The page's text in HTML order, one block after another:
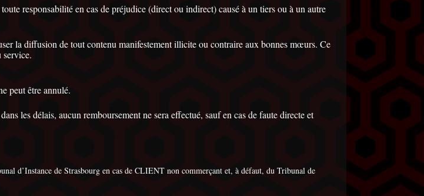
responsabilité en cas de préjudice (direct ou indirect) causé à un tiers ou à un autre
la diffusion de tout contenu manifestement illicite ou contraire aux bonnes mœurs. Ce
service.
peut être annulé.
les délais, aucun remboursement ne sera effectué, sauf en cas de faute directe et
d’Instance de Strasbourg en cas de CLIENT non commerçant et, à défaut, du Tribunal de